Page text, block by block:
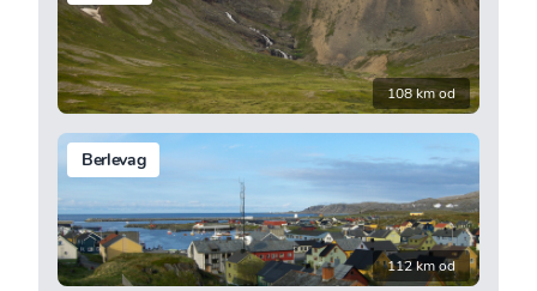
108 km od
Berlevag
112 km od